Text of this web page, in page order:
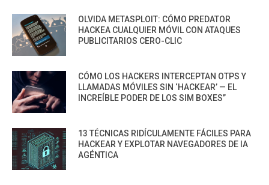
OLVIDA METASPLOIT: CÓMO PREDATOR
HACKEA CUALQUIER MÓVIL CON ATAQUES
PUBLICITARIOS CERO-CLIC
CÓMO LOS HACKERS INTERCEPTAN OTPS Y
LLAMADAS MÓVILES SIN ‘HACKEAR’ — EL
INCREÍBLE PODER DE LOS SIM BOXES”
13 TÉCNICAS RIDÍCULAMENTE FÁCILES PARA
HACKEAR Y EXPLOTAR NAVEGADORES DE IA
AGÉNTICA